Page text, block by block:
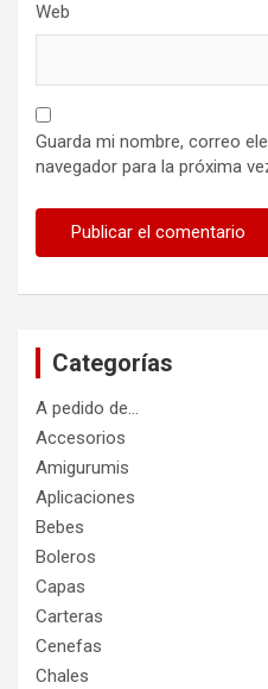
Web
Guarda mi nombre, correo
navegador para la próxima
Categorías
A pedido de…
Accesorios
Amigurumis
Aplicaciones
Bebes
Boleros
Capas
Carteras
Cenefas
Chales